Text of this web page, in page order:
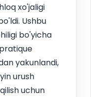
xo'jaligi
Ushbu
bo'yicha
yakunlandi,
urush
uchun